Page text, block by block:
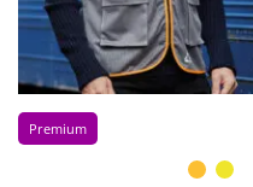
Premium